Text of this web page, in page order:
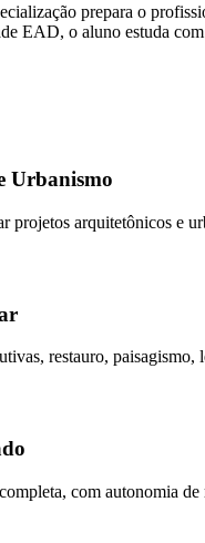
prepara o
EAD, o aluno estuda
Urbanismo
projetos arquitetônicos e
restauro,
com autonomia